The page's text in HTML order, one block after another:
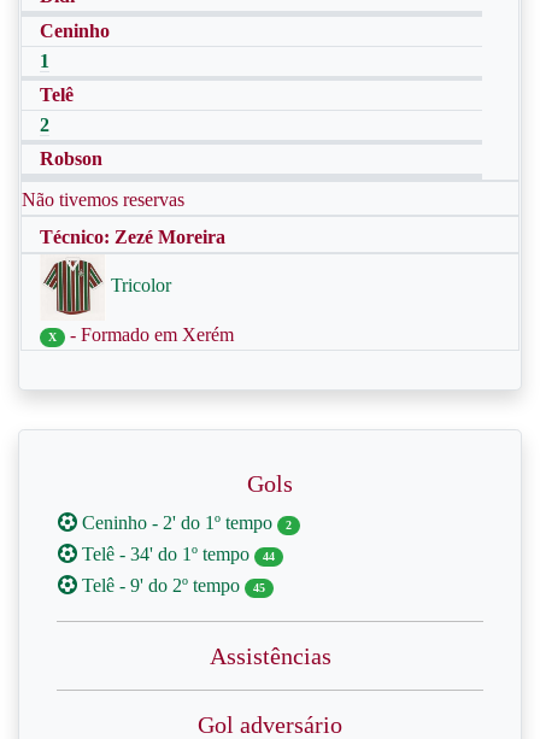
Ceninho
1
Telê
2
Robson
Não tivemos reservas
Técnico: Zezé Moreira
Tricolor
X - Formado em Xerém
Gols
Ceninho - 2' do 1º tempo 2
Telê - 34' do 1º tempo 44
Telê - 9' do 2º tempo 45
Assistências
Gol adversário